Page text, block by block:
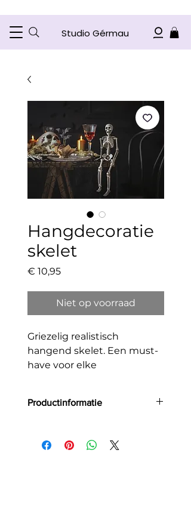
Studio Gérmau
Hangdecoratie
skelet
€ 10,95Prijs
Niet op voorraad
Griezelig realistisch
hangend skelet. Een must-
have voor elke
Productinformatie